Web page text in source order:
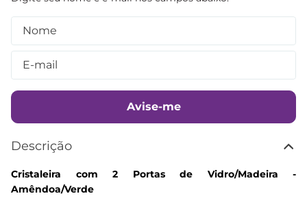
Avise-me
Descrição
Cristaleira com 2 Portas de Vidro/Madeira -
Amêndoa/Verde